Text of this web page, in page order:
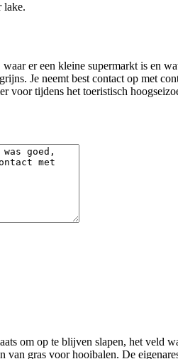
lake.
er een kleine supermarkt is en
Je neemt best contact op met
voor tijdens het toeristisch
om op te blijven slapen, het veld
gras voor hooibalen. De